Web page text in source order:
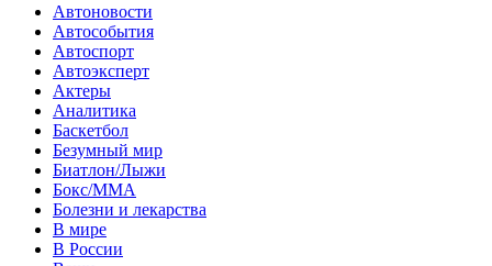
Автоновости
Автособытия
Автоспорт
Автоэксперт
Актеры
Аналитика
Баскетбол
Безумный мир
Биатлон/Лыжи
Бокс/MMA
Болезни и лекарства
В мире
В России